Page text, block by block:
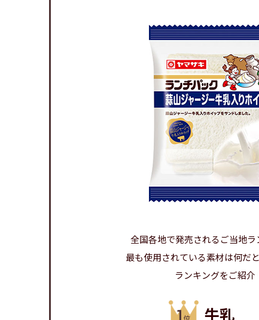
全国各地で発売されるご当地ラ
最も使用されている素材は何だ
ランキングをご紹介
牛乳